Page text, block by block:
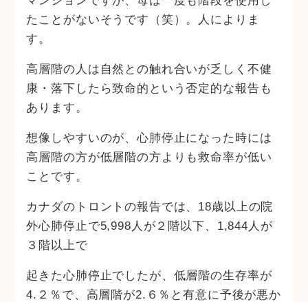
たことがないそうです（笑）。人によりま
す。
高層階の人は自然との触れ合いが乏しく不健
康・落下したら致命的という否定的な報告も
あります。
想像しやすいのが、心肺停止になった時には
高層階の方が低層階の方よりも救命率が低い
ことです。
カナダのトロントの報告では、18歳以上の院
外心肺停止で5,998人が２階以下、1,844人が
３階以上で
起きた心肺停止でしたが、低層階の生存率が
4.２％で、高層階が2.６％と有意に予後が悪か